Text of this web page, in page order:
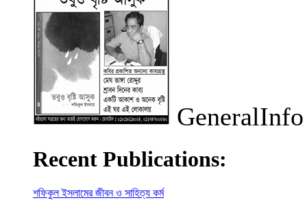
GeneralInfo
Recent Publications:
শফিকুল ইসলামের জীবন ও সাহিত্য কর্ম